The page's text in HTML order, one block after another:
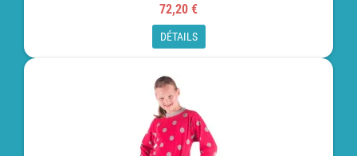
72,20 €
DÉTAILS